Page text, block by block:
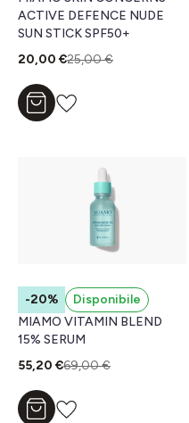
ACTIVE DEFENCE NUDE
SUN STICK SPF50+
20,00 €25,00 €
Aggiungi al carrello
-20%
Disponibile
MIAMO VITAMIN BLEND
15% SERUM
55,20 €69,00 €
Aggiungi al carrello